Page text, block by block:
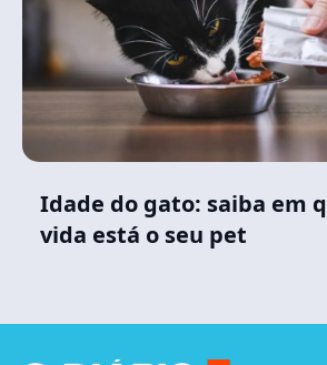
Idade do gato: saiba em
vida está o seu pet